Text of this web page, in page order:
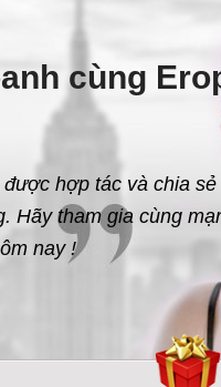
cùng
hợp tác và chia sẻ
Hãy tham gia cùng
nay !